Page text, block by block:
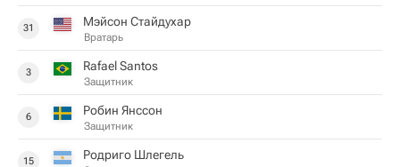
31 Мэйсон Стайдухар
Вратарь
3 Rafael Santos
Защитник
6 Робин Янссон
Защитник
15 Родриго Шлегель